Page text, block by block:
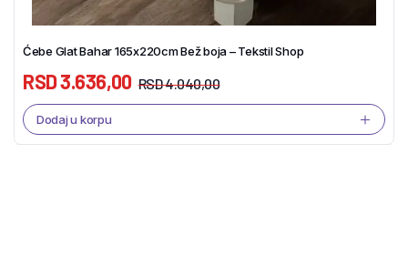
Ćebe Glat Bahar 165x220cm Bež boja – Tekstil Shop
RSD4.040,00
RSD3.636,00
Dodaj u korpu